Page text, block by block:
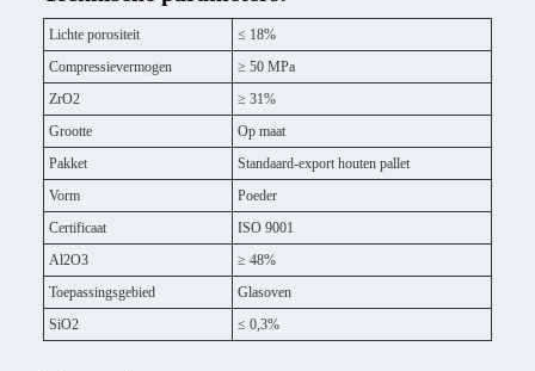
Lichte porositeit
≤ 18%
Compressievermogen
≥ 50 MPa
ZrO2
≥ 31%
Grootte
Op maat
Pakket
Standaard-export houten pallet
Vorm
Poeder
Certificaat
ISO 9001
Al2O3
≥ 48%
Toepassingsgebied
Glasoven
SiO2
≤ 0,3%